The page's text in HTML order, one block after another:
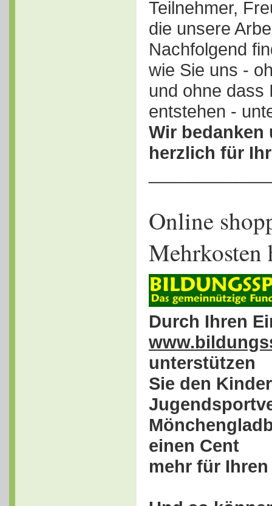
Teilnehmer,
die unsere
Nachfolgend
wie Sie uns -
und ohne dass
entstehen -
Wir bedanken
herzlich für
Online
Mehrkosten
Durch Ihren
unterstützen
Sie den
einen Cent
mehr für